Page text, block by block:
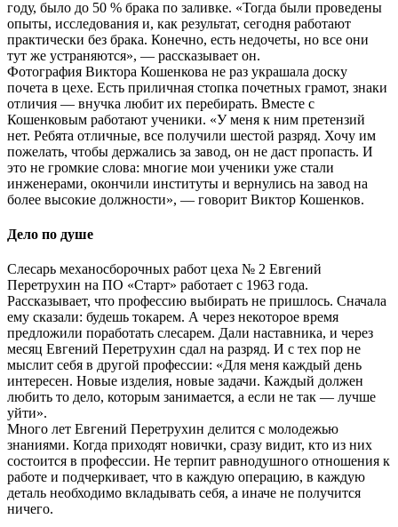
году, было до 50 % брака по заливке. «Тогда были проведены
опыты, исследования и, как результат, сегодня работают
практически без брака. Конечно, есть недочеты, но все они
тут же устраняются», — рассказывает он.
Фотография Виктора Кошенкова не раз украшала доску
почета в цехе. Есть приличная стопка почетных грамот, знаки
отличия — внучка любит их перебирать. Вместе с
Кошенковым работают ученики. «У меня к ним претензий
нет. Ребята отличные, все получили шестой разряд. Хочу им
пожелать, чтобы держались за завод, он не даст пропасть. И
это не громкие слова: многие мои ученики уже стали
инженерами, окончили институты и вернулись на завод на
более высокие должности», — говорит Виктор Кошенков.
Дело по душе
Слесарь механосборочных работ цеха № 2 Евгений
Перетрухин на ПО «Старт» работает с 1963 года.
Рассказывает, что профессию выбирать не пришлось. Сначала
ему сказали: будешь токарем. А через некоторое время
предложили поработать слесарем. Дали наставника, и через
месяц Евгений Перетрухин сдал на разряд. И с тех пор не
мыслит себя в другой профессии: «Для меня каждый день
интересен. Новые изделия, новые задачи. Каждый должен
любить то дело, которым занимается, а если не так — лучше
уйти».
Много лет Евгений Перетрухин делится с молодежью
знаниями. Когда приходят новички, сразу видит, кто из них
состоится в профессии. Не терпит равнодушного отношения к
работе и подчеркивает, что в каждую операцию, в каждую
деталь необходимо вкладывать себя, а иначе не получится
ничего.